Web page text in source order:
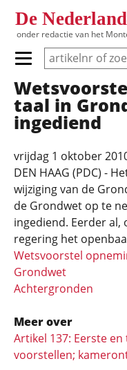
De
onder redactie van het
Primair menu tonen/
Hoofdnavigatie
taal in
ingediend
vrijdag 1 oktober
DEN HAAG (PDC) -
wijziging van de
de Grondwet op te
ingediend. Eerder al,
regering het
Wetsvoorstel
Grondwet
Achtergronden
Meer over
Artikel 137: Eerste
voorstellen;